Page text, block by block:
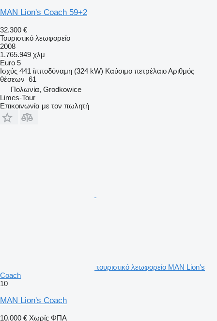
MAN Lion's Coach 59+2
32.300 €
Τουριστικό λεωφορείο
2008
1.765.949 χλμ
Euro 5
Ισχύς 441 ίπποδύναμη (324 kW) Καύσιμο πετρέλαιοΑριθμός
θέσεων 61
Πολωνία, Grodkowice
Limes-Tour
Επικοινωνία με τον πωλητή
τουριστικό λεωφορείο MAN Lion's
Coach
10
MAN Lion's Coach
10.000 € Χωρίς ΦΠΑ